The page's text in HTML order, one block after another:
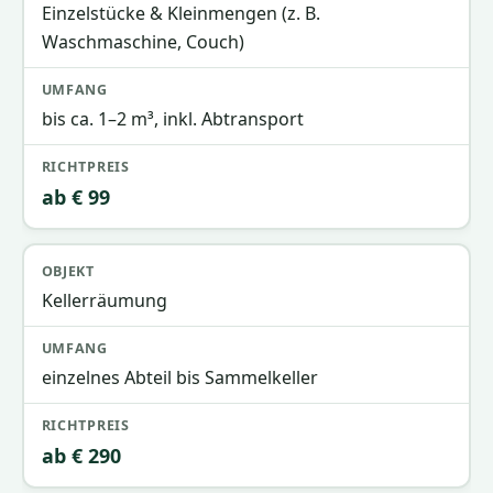
Einzelstücke & Kleinmengen (z. B.
Waschmaschine, Couch)
bis ca. 1–2 m³, inkl. Abtransport
ab € 99
Kellerräumung
einzelnes Abteil bis Sammelkeller
ab € 290